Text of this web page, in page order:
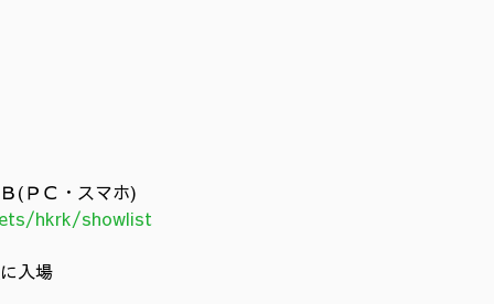
(ＰＣ・スマホ)
hkrk/showlist
入場